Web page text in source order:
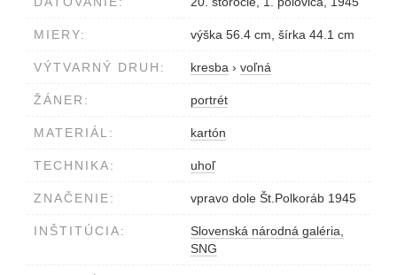
MIERY: výška 56.4 cm, šírka 44.1 cm
VÝTVARNÝ DRUH: kresba › voľná
ŽÁNER: portrét
MATERIÁL: kartón
TECHNIKA: uhoľ
ZNAČENIE: vpravo dole Št.Polkoráb 1945
INŠTITÚCIA:
Slovenská národná galéria,
SNG